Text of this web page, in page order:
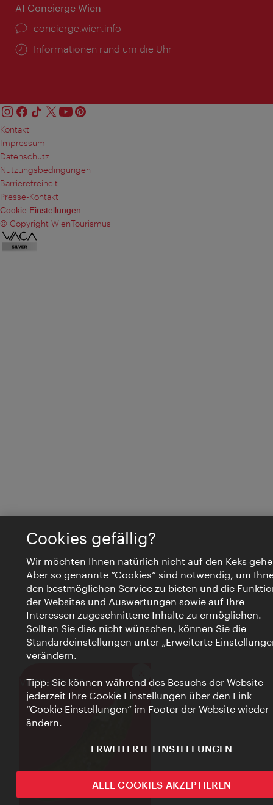
VIENNA BITES Schließen
AI Concierge Wien
Ort:
concierge.wien.info
Öffnungszeiten:
Informationen rund um die Uhr
Kontakt
Impressum
Datenschutz
Nutzungsbedingungen
Barrierefreiheit
Presse-Kontakt
Cookie Einstellungen
© Copyright WienTourismus
Cookies gefällig?
Wir möchten Ihnen natürlich nicht auf den Keks
Aber so genannte “Cookies” sind notwendig, um
den bestmöglichen Service zu bieten und die
der Websites und Auswertungen sowie auf Ihre
Interessen zugeschnittene Inhalte zu ermöglichen.
Sollten Sie dies nicht wünschen, können Sie die
Standardeinstellungen unter „Erweiterte
verändern.
Tipp: Sie können während des Besuchs der Website
jederzeit Ihre Cookie Einstellungen über den Link
“Cookie Einstellungen” im Footer der Website wieder
ändern.
ERWEITERTE EINSTELLUNGEN
ALLE COOKIES AKZEPTIEREN